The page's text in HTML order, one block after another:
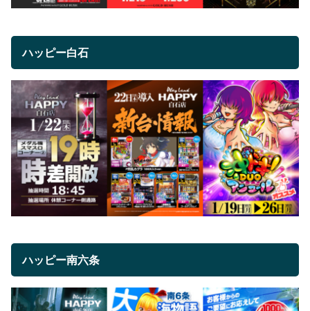
ハッピー白石
ハッピー南六条